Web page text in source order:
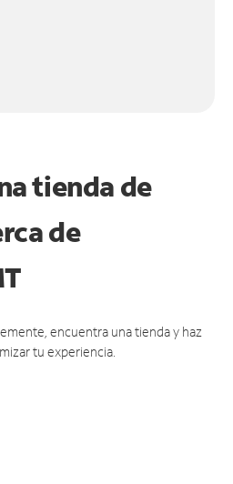
tienda de
de
encuentra una tienda y haz
tu experiencia.